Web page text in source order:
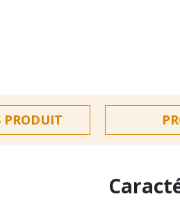
PRODUIT